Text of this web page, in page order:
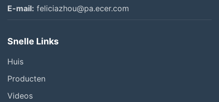
E-mail: feliciazhou@pa.ecer.com
Snelle Links
Huis
Producten
Videos